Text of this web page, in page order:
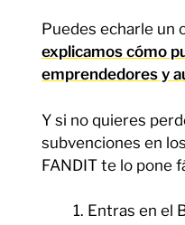
Puedes echarle un
explicamos cómo
emprendedores y
Y si no quieres
subvenciones en
FANDIT te lo pone
Entras en el